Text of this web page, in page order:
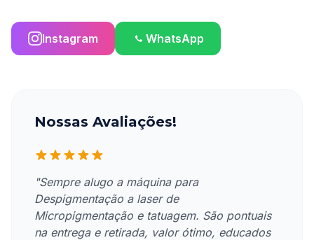
Instagram WhatsApp
Nossas Avaliações!
"Sempre alugo a máquina para
Despigmentação a laser de
Micropigmentação e tatuagem. São pontuais
na entrega e retirada, valor ótimo, educados